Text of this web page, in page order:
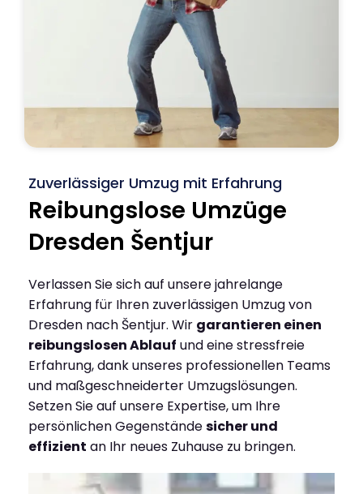
Zuverlässiger Umzug mit Erfahrung
Reibungslose Umzüge
Dresden Šentjur
Verlassen Sie sich auf unsere jahrelange
Erfahrung für Ihren zuverlässigen Umzug von
Dresden nach Šentjur. Wir garantieren einen
reibungslosen Ablauf und eine stressfreie
Erfahrung, dank unseres professionellen Teams
und maßgeschneiderter Umzugslösungen.
Setzen Sie auf unsere Expertise, um Ihre
persönlichen Gegenständesicher und
effizient an Ihr neues Zuhause zu bringen.